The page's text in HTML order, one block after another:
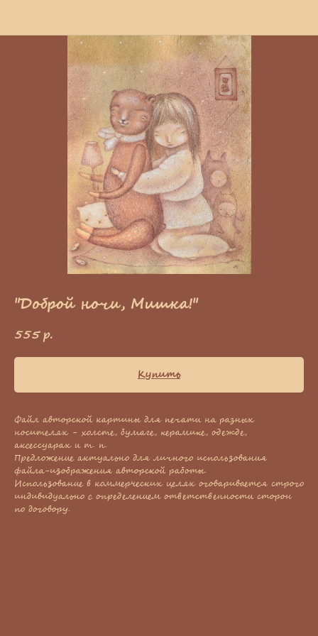
"Доброй ночи, Мишка!"
555 р.
Купить
Файл авторской картины для печати на разных
носителях - холсте, бумаге, керамике, одежде,
аксессуарах и т. п.
Предложение актуально для личного использования
файла-изображения авторской работы.
Использование в коммерческих целях оговаривается строго
индивидуально с определением ответственности сторон
по договору.